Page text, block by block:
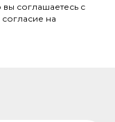
соглашаетесь с
согласие на